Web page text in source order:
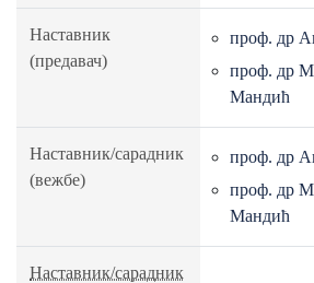
Наставник
(предавач)
проф. др
проф. др
Мандић
Наставник/сарадник
(вежбе)
проф. др
проф. др
Мандић
Наставник/сарадник